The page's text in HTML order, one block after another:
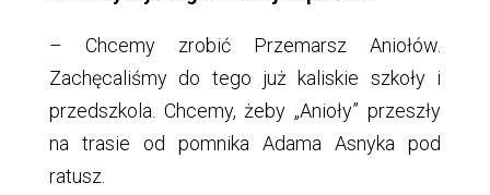
– Chcemy zrobić Przemarsz Aniołów.
Zachęcaliśmy do tego już kaliskie szkoły i
przedszkola. Chcemy, żeby „Anioły” przeszły
na trasie od pomnika Adama Asnyka pod
ratusz.